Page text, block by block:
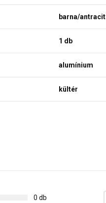
barna/antracit
1 db
alumínium
kültér
0 db